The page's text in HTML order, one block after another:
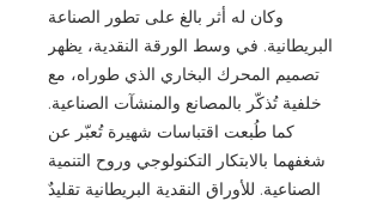
وكان له أثر بالغ على تطور الصناعة
البريطانية. في وسط الورقة النقدية، يظهر
تصميم المحرك البخاري الذي طوراه، مع
خلفية تُذكّر بالمصانع والمنشآت الصناعية.
كما طُبعت اقتباسات شهيرة تُعبّر عن
شغفهما بالابتكار التكنولوجي وروح التنمية
الصناعية. للأوراق النقدية البريطانية تقليدٌ